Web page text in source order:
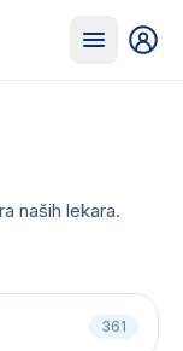
naših lekara.
361